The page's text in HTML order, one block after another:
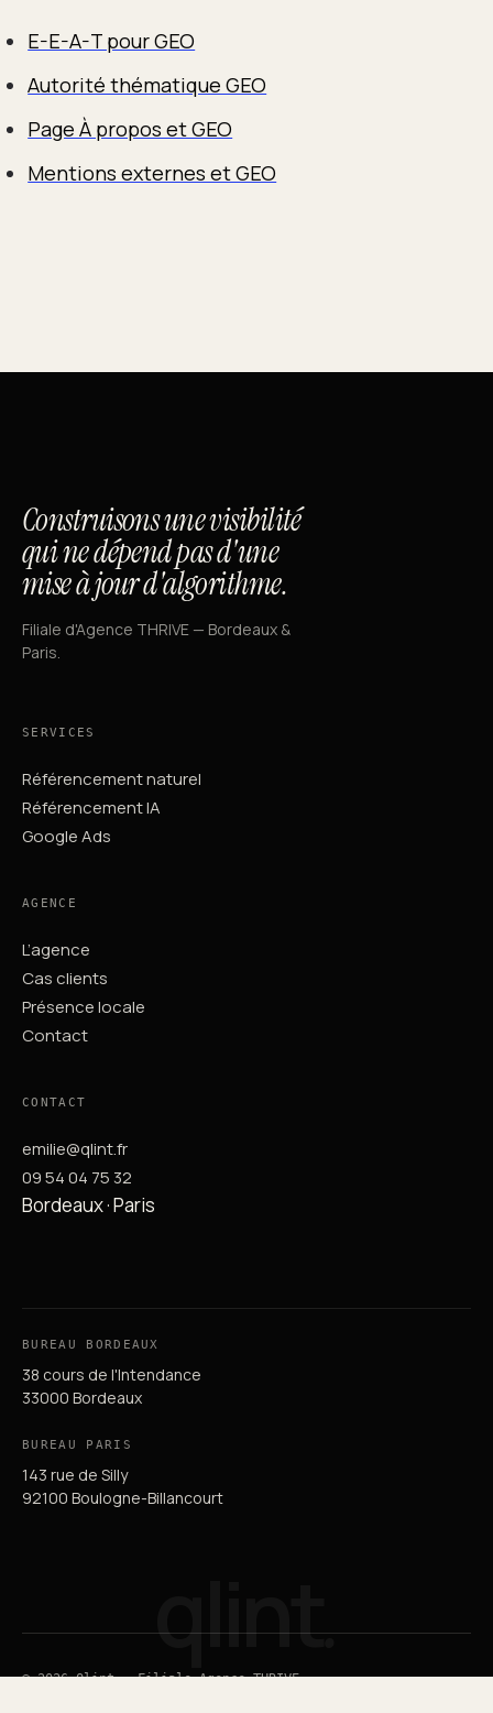
E-E-A-T pour GEO
Autorité thématique GEO
Page À propos et GEO
Mentions externes et GEO
Construisons une visibilité
qui ne dépend pas d'une
mise à jour d'algorithme.
Filiale d'Agence THRIVE — Bordeaux &
Paris.
SERVICES
Référencement naturel
Référencement IA
Google Ads
AGENCE
L’agence
Cas clients
Présence locale
Contact
CONTACT
emilie@qlint.fr
09 54 04 75 32
Bordeaux · Paris
BUREAU BORDEAUX
38 cours de l'Intendance
33000 Bordeaux
BUREAU PARIS
143 rue de Silly
92100 Boulogne-Billancourt
qlint.
© 2026 Qlint — Filiale Agence THRIVE